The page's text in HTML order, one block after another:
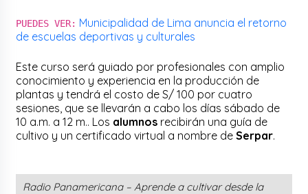
PUEDES VER: Municipalidad de Lima anuncia el retorno
de escuelas deportivas y culturales
Este curso será guiado por profesionales con amplio
conocimiento y experiencia en la producción de
plantas y tendrá el costo de S/ 100 por cuatro
sesiones, que se llevarán a cabo los días sábado de
10 a.m. a 12 m.. Los alumnos recibirán una guía de
cultivo y un certificado virtual a nombre deSerpar.
Radio Panamericana – Aprende a cultivar desde la